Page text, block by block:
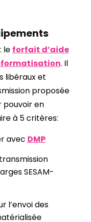
le forfait d’aide
. Il
libéraux et
proposée
pouvoir en
à 5 critères:
avec DMP
SESAM-
l’envoi des